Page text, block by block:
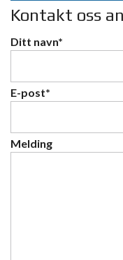
Kontakt oss
Ditt navn*
E-post*
Melding